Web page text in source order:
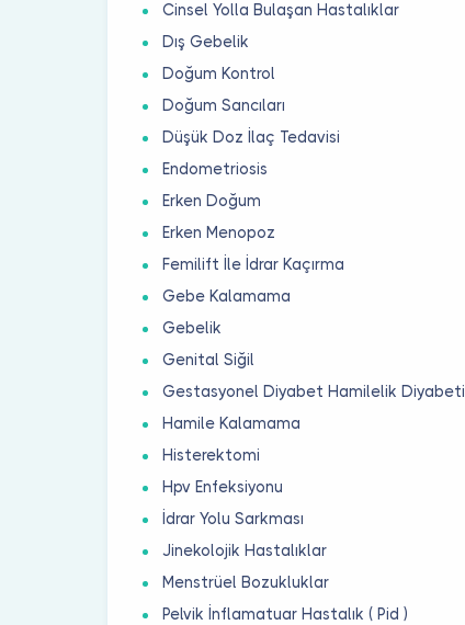
Cinsel Yolla Bulaşan Hastalıklar
Dış Gebelik
Doğum Kontrol
Doğum Sancıları
Düşük Doz İlaç Tedavisi
Endometriosis
Erken Doğum
Erken Menopoz
Femilift İle İdrar Kaçırma
Gebe Kalamama
Gebelik
Genital Siğil
Gestasyonel Diyabet Hamilelik Diyabeti
Hamile Kalamama
Histerektomi
Hpv Enfeksiyonu
İdrar Yolu Sarkması
Jinekolojik Hastalıklar
Menstrüel Bozukluklar
Pelvik İnflamatuar Hastalık ( Pid )